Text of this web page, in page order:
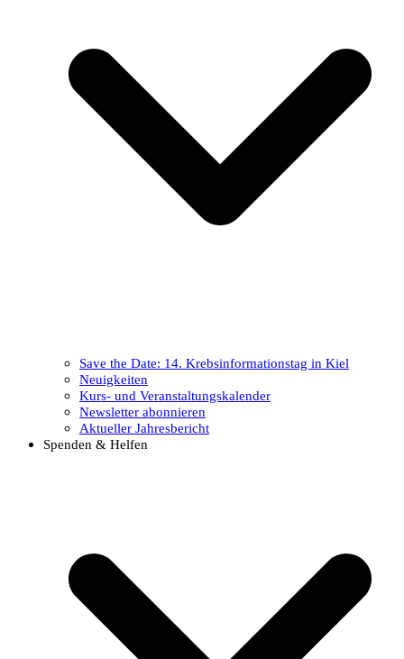
Save the Date: 14. Krebsinformationstag in Kiel
Neuigkeiten
Kurs- und Veranstaltungskalender
Newsletter abonnieren
Aktueller Jahresbericht
Spenden & Helfen